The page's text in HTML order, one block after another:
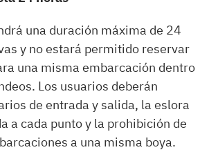
una duración máxima de 24
y no estará permitido reservar
una misma embarcación dentro
Los usuarios deberán
de entrada y salida, la eslora
a cada punto y la prohibición de
a una misma boya.